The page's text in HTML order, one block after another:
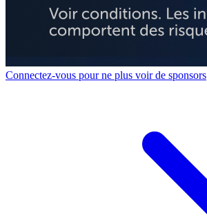
Connectez-vous pour ne plus voir de sponsors